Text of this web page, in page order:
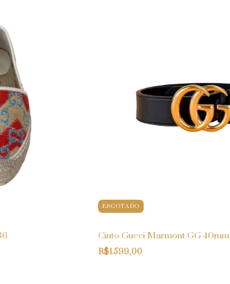
ESGOTADO
Cinto Gucci Marmont GG 40mm
R$1.599,00